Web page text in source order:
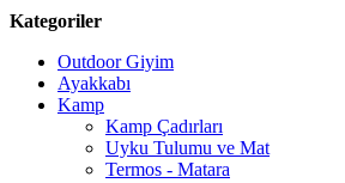
Kategoriler
Outdoor Giyim
Ayakkabı
Kamp
Kamp Çadırları
Uyku Tulumu ve Mat
Termos - Matara